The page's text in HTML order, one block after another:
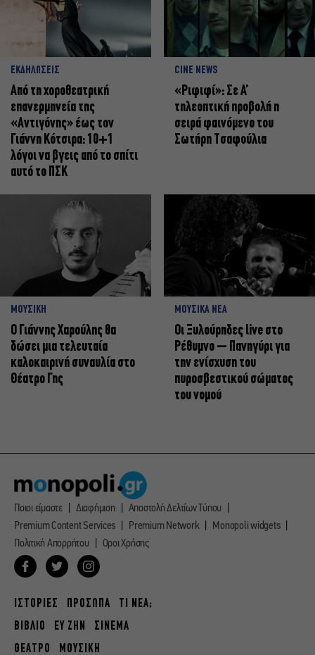
ΕΚΔΗΛΩΣΕΙΣ
Από τη χοροθεατρική
επανερμηνεία της
«Αντιγόνης» έως τον
Γιάννη Κότσιρα: 10+1
λόγοι να βγεις από το σπίτι
αυτό το ΠΣΚ
CINE NEWS
«Ριφιφί»: Σε Α’
τηλεοπτική προβολή η
σειρά φαινόμενο του
Σωτήρη Τσαφούλια
ΜΟΥΣΙΚΗ
Ο Γιάννης Χαρούλης θα
δώσει μια τελευταία
καλοκαιρινή συναυλία στο
Θέατρο Γης
ΜΟΥΣΙΚΑ ΝΕΑ
Οι Ξυλούρηδες live στο
Ρέθυμνο – Πανηγύρι για
την ενίσχυση του
πυροσβεστικού σώματος
του νομού
Ποιοι είμαστε Διαφήμιση
Αποστολή Δελτίων Τύπου
Premium Content Services
Premium Network
Monopoli widgets
Πολιτική Απορρήτου
Οροι Χρήσης
ΙΣΤΟΡΙΕΣ ΠΡΟΣΩΠΑ
ΤΙ ΝΕΑ;
ΒΙΒΛΙΟ
ΕΥ ΖΗΝ
ΣΙΝΕΜΑ
ΘΕΑΤΡΟ
ΜΟΥΣΙΚΗ